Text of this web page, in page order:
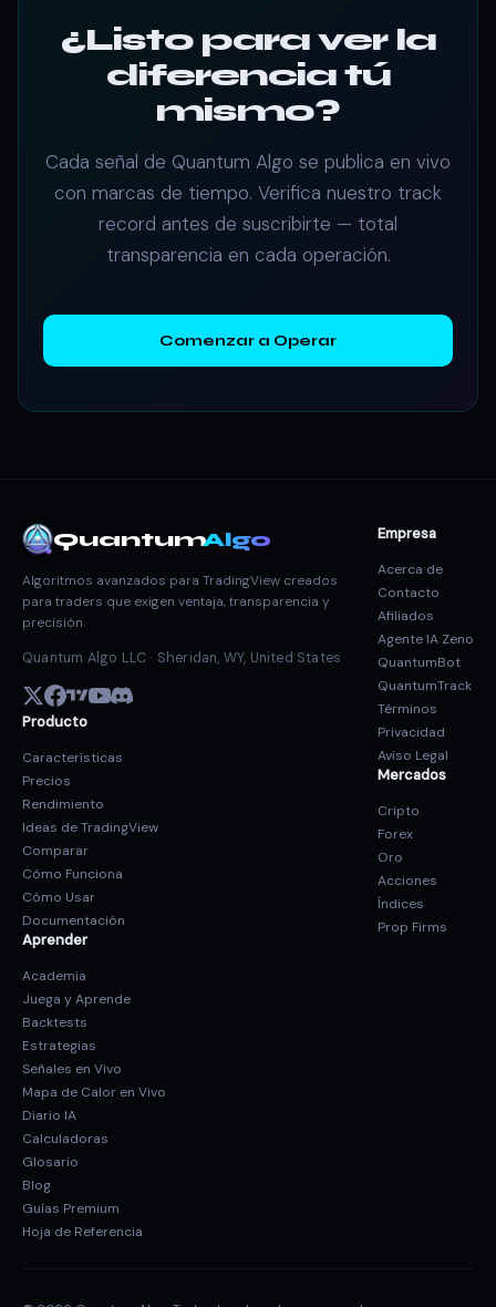
¿Listo para ver la
diferencia tú
mismo?
Cada señal de Quantum Algo se publica en vivo
con marcas de tiempo. Verifica nuestro track
record antes de suscribirte — total
transparencia en cada operación.
Comenzar a Operar
QuantumAlgo
Algoritmos avanzados para TradingView creados
para traders que exigen ventaja, transparencia y
precisión.
Quantum Algo LLC · Sheridan, WY, United States
Producto
Características
Precios
Rendimiento
Ideas de TradingView
Comparar
Cómo Funciona
Cómo Usar
Documentación
Aprender
Academia
Juega y Aprende
Backtests
Estrategias
Señales en Vivo
Mapa de Calor en Vivo
Diario IA
Calculadoras
Glosario
Blog
Guías Premium
Hoja de Referencia
Empresa
Acerca de
Contacto
Afiliados
Agente IA Zeno
QuantumBot
QuantumTrack
Términos
Privacidad
Aviso Legal
Mercados
Cripto
Forex
Oro
Acciones
Índices
Prop Firms